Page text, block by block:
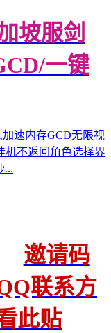
坡服剑
一键
速内存GCD无限视
机不返回角色选择界
...
邀请码
联系方
此贴